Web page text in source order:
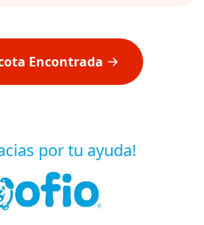
Encontrada
por tu ayuda!